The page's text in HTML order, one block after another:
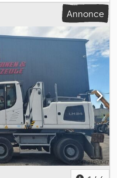
Annonce